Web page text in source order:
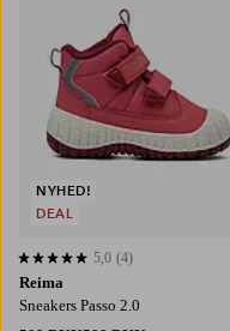
Reima
Sneakers Passo 2.0
5,0 baseret på 4 bedømmelser
5,0 (4)
NYHED!
DEAL